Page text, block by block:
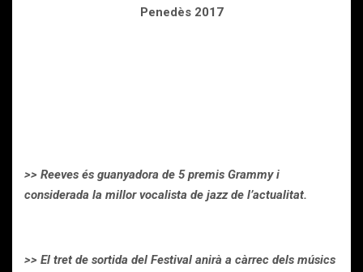
Penedès 2017
>> Reeves és guanyadora de 5 premis Grammy i
considerada la millor vocalista de jazz de l’actualitat.
>> El tret de sortida del Festival anirà a càrrec dels músics